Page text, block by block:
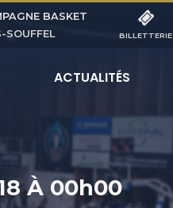
BASKET
SOUFFEL
BILLETTERIE
ACTUALITÉS
À 00h00